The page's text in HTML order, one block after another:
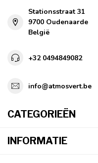
Stationsstraat 31
9700 Oudenaarde
België
+32 0494849082
info@atmosvert.be
CATEGORIEËN
INFORMATIE